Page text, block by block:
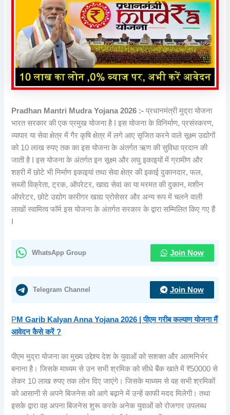
Pradhan Mantri Mudra Yojana 2026 :- प्रधानमंत्री मुद्रा योजना
भारत सरकार की एक प्रमुख योजना है I इस योजना के विनिर्माण, प्रसंस्करण,
व्यापार या सेवा क्षेत्र में गैर कृषि क्षेत्र में लगे आए सृजित करने वाले सूक्ष्म उद्योगों
को 10 लIख रुपए तक का इस योजना के अंतर्गत ऋण की सुविधा प्रदान की
जाती है I इस योजना के अंतर्गत इन सूक्ष्म और लघु इकाइयों में ग्रामीण और
शहरी में छोटे भी निर्माण इकाइयां तथा सेवा क्षेत्र की इकाई दुकानदार, फल,
सब्जी विक्रेता, ट्रक, ऑपरेटर, खाद्य सेवI का या मरमत की दुकान, मशीन
ऑपरेटर, छोटे उद्योग कारीगर खाद्य प्रोसेसर और अन्य रूप में चलने वाली
लाखों स्वामित्व फॉर्म इस योजना के अंतर्गत सरकार के द्वारा सम्मिलित किए गए हैं
WhatsApp Group Join Now
Telegram Channel Join Now
PM Garib Kalyan Anna Yojana 2026 | पीएम गरीब कल्याण योजना मैं
आवेदन कैसे करें ?
पीएम मुद्रा योजना का मुख्य उद्देश्य देश के युवाओं को सशक्त और आत्मनिर्भर
बनाना है। जिसके माध्यम से उन सभी श्रमिक को सीधे बैंक खाते में ₹50000 से
लेकर 10 लाख रुपए तक लोन दिए जाएंगे। जिसके माध्यम से वह सभी श्रमिकों
को आसानी से अपने बिजनेस को आगे बढ़ाने में उन्हें काफी मदद मिलेगी। तथा
इसके द्वारा वह अपना बिजनेस शुरू करके अनेक युवाओं को रोजगार उपलब्ध